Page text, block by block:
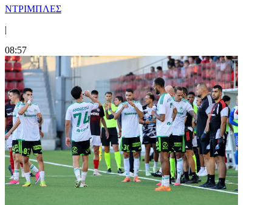
ΝΤΡΙΜΠΛΕΣ
|
08:57